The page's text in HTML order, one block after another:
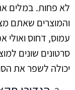
לא פחות. במלים
והמוצרים שאתם
עמוס, דחוס ואולי
סרטונים שונים
יכולה לשפר את